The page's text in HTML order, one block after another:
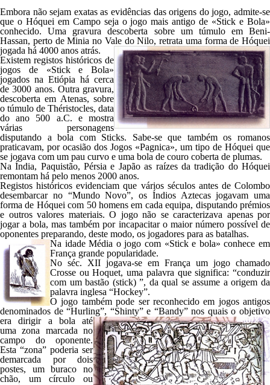
Embora não sejam exatas as evidências das origens do jogo, admite-se
que o Hóquei em Campo seja o jogo mais antigo de «Stick e Bola»
conhecido. Uma gravura descoberta sobre um túmulo em Beni-
Hassan, perto deMinia no Vale do Nilo, retrata uma forma de Hóquei
jogada há 4000 anos atrás.
Existem registos históricos de
jogos de «Stick e Bola»
jogados na Etiópia há cerca
de 3000 anos. Outra gravura,
descoberta em Atenas, sobre
o túmulo de Théristocles, data
do ano 500 a.C. e mostra
várias personagens
disputando a bola com Sticks. Sabe-se que também os romanos
praticavam, por ocasião dos Jogos «Pagnica», um tipo de Hóquei que
se jogava com um pau curvo e uma bola de couro coberta de plumas.
Na Índia, Paquistão, Pérsia e Japão as raízes da tradição do Hóquei
remontam há pelo menos 2000 anos.
Registos históricos evidenciam que vários séculos antes de Colombo
desembarcar no “Mundo Novo”, os Índios Aztecas jogavam uma
forma de Hóquei com 50 homens em cada equipa, disputando prémios
e outros valores materiais. O jogo não se caracterizava apenas por
jogar a bola, mas também por incapacitar o maior número possível de
oponentes preparando, deste modo, os jogadores para as batalhas.
Na idade Média o jogo com «Stick e bola» conhece em
França grande popularidade.
No séc. XII jogava-se em França um jogo chamado
Crosse ouHoquet, uma palavra que significa: “conduzir
com um bastão (stick) ”, da qual se assume a origem da
palavra inglesa “Hockey”.
O jogo também pode ser reconhecido em jogos antigos
denominados de “Hurling”, “Shinty” e “Bandy” nos quais o objetivo
era dirigir a bola até
uma zona marcada no
campo do oponente.
Esta “zona” poderia ser
demarcada por dois
postes, um buraco no
chão, um círculo ou